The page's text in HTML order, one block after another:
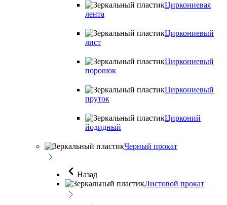
Циркониевая
лента
Циркониевый
лист
Циркониевый
порошок
Циркониевый
пруток
Цирконий
йодидный
Черный прокат
Назад
Листовой прокат